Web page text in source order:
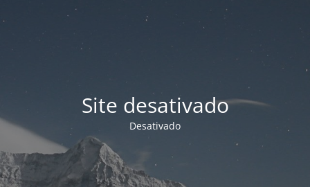
Site desativado
Desativado